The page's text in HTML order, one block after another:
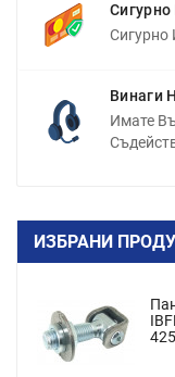
Сигурно
Винаги
Имате
ИЗБРАНИ